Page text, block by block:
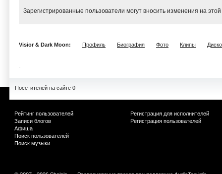
Зарегистрированные пользователи могут вносить изменения на
Visior & Dark Moon: Профиль Биография Фото Клипы
Посетителей на сайте 0
Рейтинг пользователей
Записи блогов
Афиша
Поиск пользователей
Поиск музыки
Регистрация для исполнителей
Регистрация пользователей